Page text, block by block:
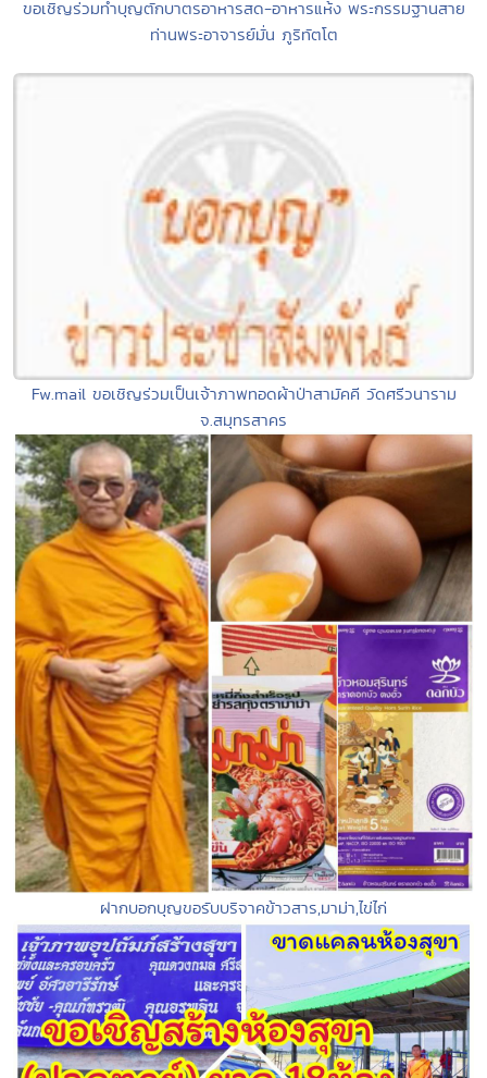
ขอเชิญร่วมทำบุญตักบาตรอาหารสด-อาหารแห้ง พระกรรมฐานสาย
ท่านพระอาจารย์มั่น ภูริทัตโต
Fw.mail ขอเชิญร่วมเป็นเจ้าภาพทอดผ้าป่าสามัคคี วัดศรีวนาราม
จ.สมุทรสาคร
ฝากบอกบุญขอรับบริจาคข้าวสาร,มาม่า,ไข่ไก่